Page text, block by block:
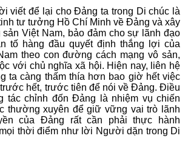
viết để lại cho Đảng ta trong Di chúc là
tư tưởng Hồ Chí Minh về Đảng và xây
Việt Nam, bảo đảm cho sự lãnh đạo
tố hàng đầu quyết định thắng lợi của
theo con đường cách mạng vô sản,
với chủ nghĩa xã hội. Hiện nay, liên hệ
ta càng thấm thía hơn bao giờ hết việc
hết, trước tiên để nói về Đảng. Điều
tác chỉnh đốn Đảng là nhiệm vụ chiến
thường xuyên để giữ vững vai trò lãnh
của Đảng rất cần phải thực hành
thời điểm như lời Người dặn trong Di